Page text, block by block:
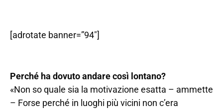
[adrotate banner=”94″]
Perché ha dovuto andare così lontano?
«Non so quale sia la motivazione esatta – ammette
– Forse perché in luoghi più vicini non c’era